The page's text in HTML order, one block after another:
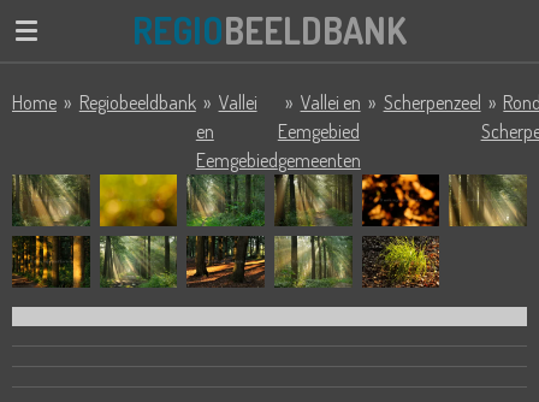
Ga
de
REGIOBEELDBANK
Home » Regiobeeldbank » Vallei
en
Eemgebied
» Vallei en
Eemgebied
gemeenten
» Scherpenzeel »